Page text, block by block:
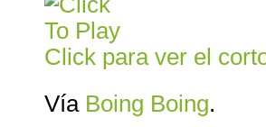
Click para ver el
Vía Boing Boing.